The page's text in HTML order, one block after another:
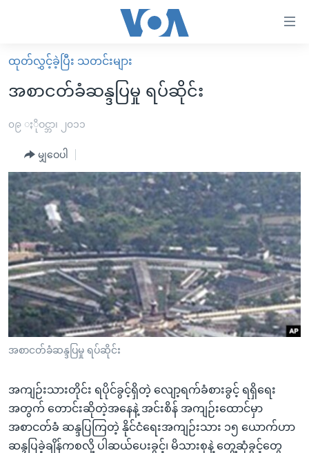
လွယ်ကူ
စေ
Link
များ
ပင်မ
အကြောင်းအရာ
သို့
ကျော်
ကြည့်
ရန်
ပင်မ
အ
ညွန်း
စာမျက်နှာ
ကျော်
ကြည့်
ရန်
ရှာဖွေ
မူလစာမျက်နှာ
မြန်မာ
ကမ္ဘာ့သတင်းများ
နိုင်ငံတကာ
အမေရိကန်
တရုတ်
အစ္စရေး-ပါလက်စတိုင်း
သတင်းလွတ်လပ်ခွင့်
ရပ်ဝန်းတခု လမ်းတခု အလွန်
အင်္ဂလိပ်စာလေ့လာမယ်
အမေရိကန်သုံးအီဒီယံ
မကြေးမုံရဲ့ အင်္ဂလိပ်စာ
ရုပ်ရှင်ထဲက အင်္ဂလိပ်စာ
သုတပဒေသာ အင်္ဂလိပ်စာ
အပတ်စဉ်ကဏ္ဍများ
ရေဒီယို
တီဗွီ
ရေဒီယိုနှင့်ရုပ်သံ အချက်အလက်များ
ရေဒီယို/တီဗွီအစီအစဉ်
Learning English
ဘာသာစကားများ
ထုတ်လွှင့်ခဲ့ပြီး သတင်းများ
အစာငတ်ခံဆန္ဒပြမှု ရပ်ဆိုင်း
၀၉ ႏိုဝင္ဘာ၊ ၂၀၁၁
မျှဝေပါ
အစာငတ်ခံဆန္ဒပြမှု ရပ်ဆိုင်း
အကျဉ်းသားတိုင်း ရပိုင်ခွင့်ရှိတဲ့ လျော့ရက်ခံစားခွင့် ရရှိရေး
အတွက် တောင်းဆိုတဲ့အနေနဲ့ အင်းစိန် အကျဉ်းထောင်မှာ
အစာငတ်ခံ ဆန္ဒပြကြတဲ့ နိုင်ငံရေးအကျဉ်းသား ၁၅ ယောက်ဟာ
ဆန္ဒပြခဲ့ချိန်ကစလို့ ပါဆယ်ပေးခွင့်၊ မိသားစုနဲ့ တွေ့ဆုံခွင့်တွေ